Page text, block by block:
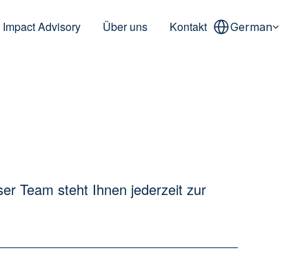
Team steht Ihnen jederzeit zur
Impact Advisory Über uns Kontakt Select Language
German